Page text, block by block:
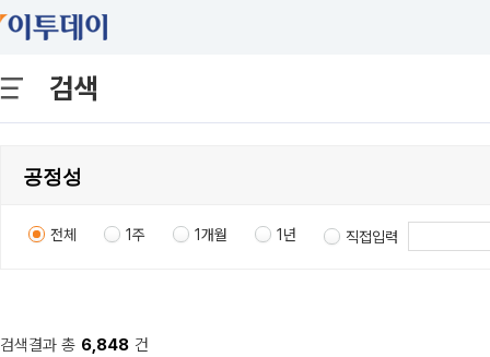
검색
전체 1주 1개월 1년 직접입력
검색결과 총 6,848 건